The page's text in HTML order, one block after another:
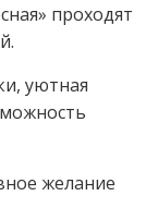
проходят
уютная
желание